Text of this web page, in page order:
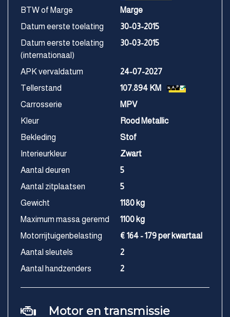
BTW of Marge
Marge
Datum eerste toelating
30-03-2015
Datum eerste toelating
(internationaal)
30-03-2015
APK vervaldatum
24-07-2027
Tellerstand
107.894 KM
Carrosserie
MPV
Kleur
Rood Metallic
Bekleding
Stof
Interieurkleur
Zwart
Aantal deuren
5
Aantal zitplaatsen
5
Gewicht
1180 kg
Maximum massa geremd
1100 kg
Motorrijtuigenbelasting
€ 164 - 179 per kwartaal
Aantal sleutels
2
Aantal handzenders
2
Motor en transmissie